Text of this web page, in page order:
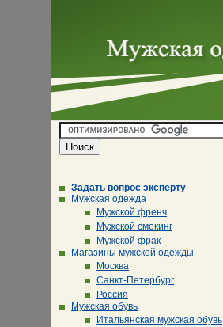
Задать вопрос эксперту
Мужская одежда
Мужской френч
Мужской смокинг
Мужской фрак
Магазины мужской одежды
Москва
Санкт-Петербург
Россия
Мужская обувь
Итальянская мужская обувь